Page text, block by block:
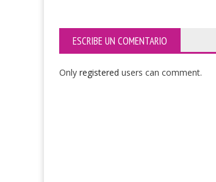
ESCRIBE UN COMENTARIO
Only registered users can comment.